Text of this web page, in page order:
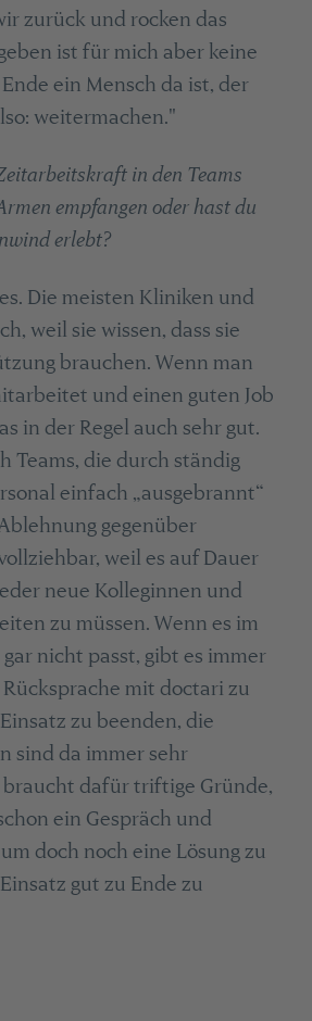
zurück und rocken das
ist für mich aber keine
ein Mensch da ist, der
weitermachen."
in den Teams
empfangen oder hast du
erlebt?
Die meisten Kliniken und
weil sie wissen, dass sie
brauchen. Wenn man
und einen guten Job
in der Regel auch sehr gut.
Teams, die durch ständig
einfach „ausgebrannt“
gegenüber
weil es auf Dauer
neue Kolleginnen und
zu müssen. Wenn es im
nicht passt, gibt es immer
mit doctari zu
zu beenden, die
sind da immer sehr
dafür triftige Gründe,
ein Gespräch und
doch noch eine Lösung zu
gut zu Ende zu